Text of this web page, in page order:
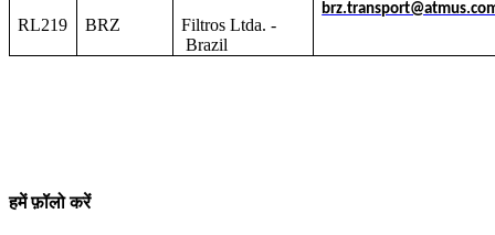
RL219 BRZ
Filtros Ltda. -
Brazil
हमें फ़ॉलो करें